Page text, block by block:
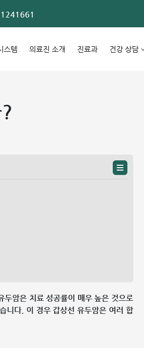
스템 의료진 소개 진료과 건강 상담
두암은 치료 성공률이 매우 높은 것으로
니다. 이 경우 갑상선 유두암은 여러 합